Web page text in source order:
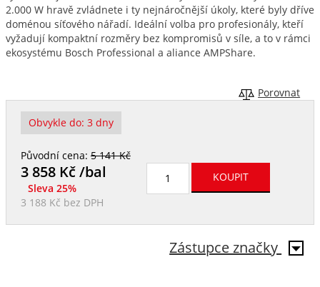
2.000 W hravě zvládnete i ty nejnáročnější úkoly, které byly dříve
doménou síťového nářadí. Ideální volba pro profesionály, kteří
vyžadují kompaktní rozměry bez kompromisů v síle, a to v rámci
ekosystému Bosch Professional a aliance AMPShare.
Porovnat
Obvykle do: 3 dny
Původní cena:5 141 Kč
3 858Kč /bal
Sleva 25%
3 188 Kč bez DPH
Zástupce značky